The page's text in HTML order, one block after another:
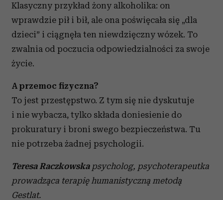
Klasyczny przykład żony alkoholika: on
wprawdzie pił i bił, ale ona poświęcała się „dla
dzieci” i ciągnęła ten niewdzięczny wózek. To
zwalnia od poczucia odpowiedzialności za swoje
życie.
A przemoc fizyczna?
To jest przestępstwo. Z tym się nie dyskutuje
i nie wybacza, tylko składa doniesienie do
prokuratury i broni swego bezpieczeństwa. Tu
nie potrzeba żadnej psychologii.
Teresa Raczkowskapsycholog, psychoterapeutka
prowadząca terapię humanistyczną metodą
Gestlat.